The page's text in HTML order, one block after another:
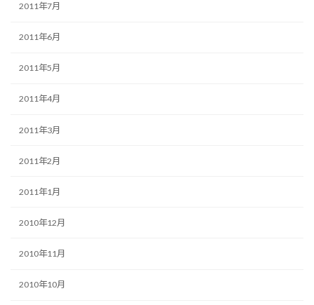
2011年7月
2011年6月
2011年5月
2011年4月
2011年3月
2011年2月
2011年1月
2010年12月
2010年11月
2010年10月